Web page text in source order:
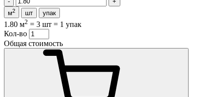
м2 шт упак
1.80 м2 = 3 шт = 1 упак
Кол-во
Общая стоимость